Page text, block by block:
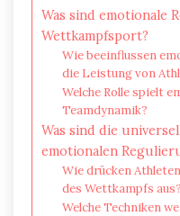
Was sind emotionale
Wettkampfsport?
Wie beeinflussen
die Leistung von
Welche Rolle spielt
Teamdynamik?
Was sind die
emotionalen
Wie drücken
des Wettkampfs aus?
Welche Techniken